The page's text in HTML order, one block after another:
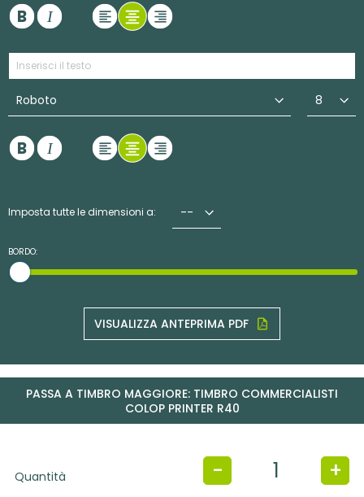
Imposta tutte le dimensioni a:
BORDO:
VISUALIZZA ANTEPRIMA PDF
PASSA A TIMBRO MAGGIORE: TIMBRO COMMERCIALISTI
COLOP PRINTER R40
Quantità - +